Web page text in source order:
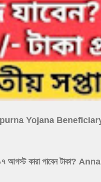
Yojana
| ১৭ আগস্ট কারা পাবেন